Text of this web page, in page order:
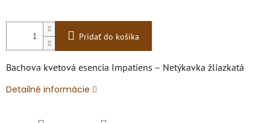
Pridať do košíka
Bachova kvetová esencia Impatiens – Netýkavka žliazkatá
Detailné informácie